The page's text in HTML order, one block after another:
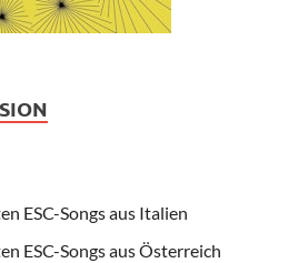
ESC-Songs aus Italien
ESC-Songs aus Österreich